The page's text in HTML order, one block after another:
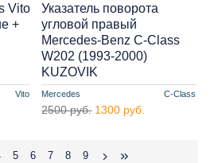
Vito
Vito
+
Mercedes C-Class
Указатель поворота
угловой правый
Mercedes-Benz C-Class
W202 (1993-2000)
KUZOVIK
2500 руб. 1300 руб.
5 6 7 8
9